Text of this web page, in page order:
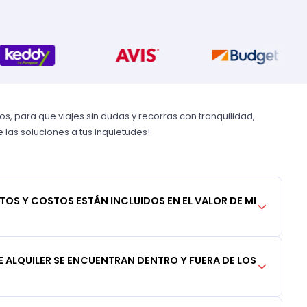
para que viajes sin dudas y recorras con tranquilidad,
soluciones a tus inquietudes!
Y COSTOS ESTÁN INCLUIDOS EN EL VALOR DE MI
SE ENCUENTRAN DENTRO Y FUERA DE LOS